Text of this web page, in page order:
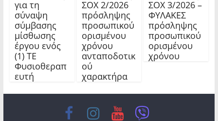
για τη
σύναψη
σύμβασης
μίσθωσης
έργου ενός
(1) ΤΕ
Φυσιοθεραπ
ευτή
ΣΟΧ 2/2026
πρόσληψης
προσωπικού
ορισμένου
χρόνου
ανταποδοτικ
ού
χαρακτήρα
ΣΟΧ 3/2026 –
ΦΥΛΑΚΕΣ
πρόσληψης
προσωπικού
ορισμένου
χρόνου